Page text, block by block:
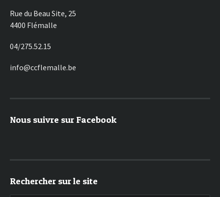
Rue du Beau Site, 25
4400 Flémalle
04/275.52.15
info@ccflemalle.be
Nous suivre sur Facebook
Rechercher sur le site